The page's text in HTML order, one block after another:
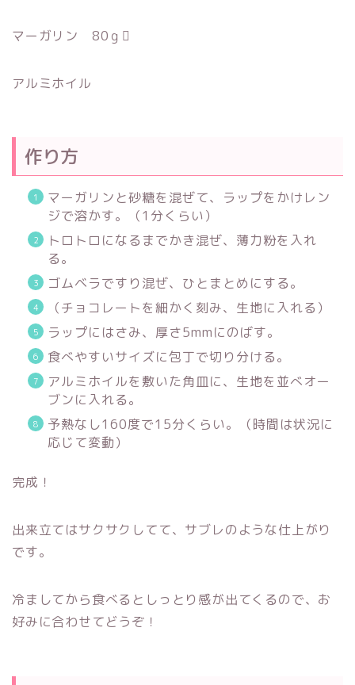
マーガリン 80ｇ
アルミホイル
作り方
マーガリンと砂糖を混ぜて、ラップをかけレン
ジで溶かす。（1分くらい）
トロトロになるまでかき混ぜ、薄力粉を入れ
る。
ゴムベラですり混ぜ、ひとまとめにする。
（チョコレートを細かく刻み、生地に入れる）
ラップにはさみ、厚さ5mmにのばす。
食べやすいサイズに包丁で切り分ける。
アルミホイルを敷いた角皿に、生地を並べオー
ブンに入れる。
予熱なし160度で15分くらい。（時間は状況に
応じて変動）
完成！
出来立てはサクサクしてて、サブレのような仕上がり
です。
冷ましてから食べるとしっとり感が出てくるので、お
好みに合わせてどうぞ！